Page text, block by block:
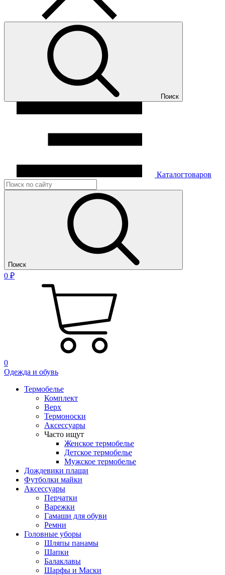
Поиск
Каталогтоваров
Поиск
0 ₽
0
Одежда и обувь
Термобелье
Комплект
Верх
Термоноски
Аксессуары
Часто ищут
Женское термобелье
Детское термобелье
Мужское термобелье
Дождевики плащи
Футболки майки
Аксессуары
Перчатки
Варежки
Гамаши для обуви
Ремни
Головные уборы
Шляпы панамы
Шапки
Балаклавы
Шарфы и Маски